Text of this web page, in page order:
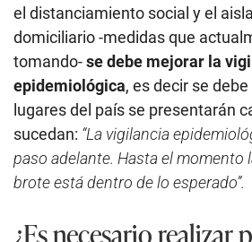
el distanciamiento social y el
domiciliario -medidas que
tomando-se debe mejorar la
epidemiológica, es decir se
lugares del país se presentarán
sucedan: “La vigilancia
paso adelante. Hasta el momento
brote está dentro de lo esperado”.
¿Es necesario realizar